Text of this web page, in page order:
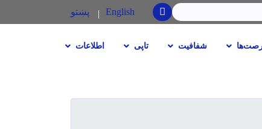
SEARCH
English پښتو
شفافیت تاپی اطلاعات